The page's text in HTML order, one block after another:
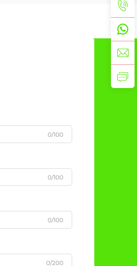
0/100
0/100
0/100
0/200